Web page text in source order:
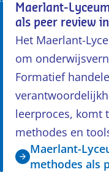
Maerlant-
als peer review
Het Maerlant-
om
Formatief
leerproces, komt
methodes en
Maerlant-
methodes als